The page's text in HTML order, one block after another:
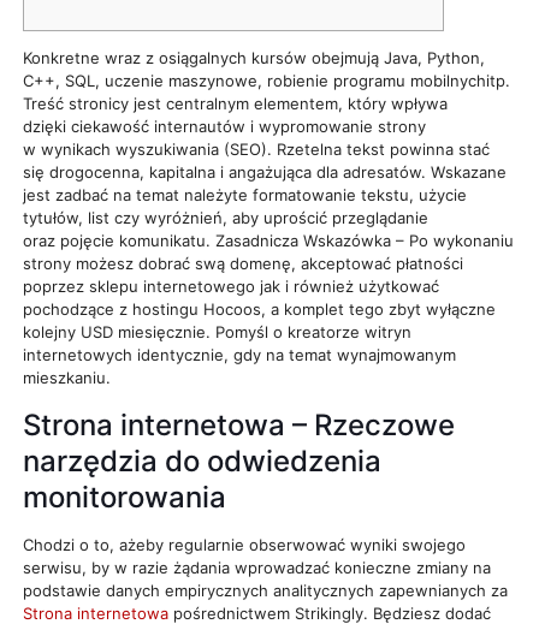
Konkretne wraz z osiągalnych kursów obejmują Java, Python,
C++, SQL, uczenie maszynowe, robienie programu mobilnychitp.
Treść stronicy jest centralnym elementem, który wpływa
dzięki ciekawość internautów i wypromowanie strony
w wynikach wyszukiwania (SEO). Rzetelna tekst powinna stać
się drogocenna, kapitalna i angażująca dla adresatów.Wskazane
jest zadbać na temat należyte formatowanie tekstu, użycie
tytułów, list czy wyróżnień, aby uprościć przeglądanie
oraz pojęcie komunikatu. Zasadnicza Wskazówka – Po wykonaniu
strony możesz dobrać swą domenę, akceptować płatności
poprzez sklepu internetowego jak i również użytkować
pochodzące z hostingu Hocoos, a komplet tego zbyt wyłączne
kolejny USD miesięcznie. Pomyśl o kreatorze witryn
internetowych identycznie, gdy na temat wynajmowanym
mieszkaniu.
Strona internetowa – Rzeczowe
narzędzia do odwiedzenia
monitorowania
Chodzi o to, ażeby regularnie obserwować wyniki swojego
serwisu, by w razie żądania wprowadzać konieczne zmiany na
podstawie danych empirycznych analitycznych zapewnianych za
Strona internetowa pośrednictwem Strikingly. Będziesz dodać